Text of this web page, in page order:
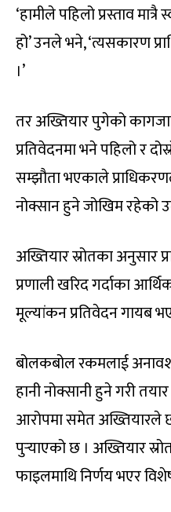
‘हामीले पहिलो प्रस्ताव
हो’ उनले भने, ‘त्यसकारण
।’
तर अख्तियार पुगेको
प्रतिवेदनमा भने पहिलो र
सम्झौता भएकाले
नोक्सान हुने जोखिम रहेको
अख्तियार स्रोतका अनुसार
प्रणाली खरिद गर्दाका
मूल्यांकन प्रतिवेदन गायब
बोलकबोल रकमलाई
हानी नोक्सानी हुने गरी
आरोपमा समेत अख्तियारले
पुर्‍याएको छ । अख्तियार
फाइलमाथि निर्णय भएर